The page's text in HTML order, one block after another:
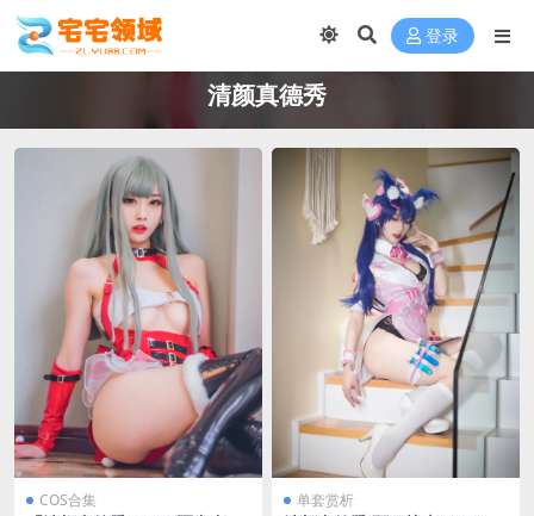
登录
清颜真德秀
COS合集 单套赏析